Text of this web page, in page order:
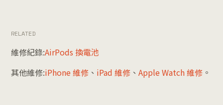
RELATED
維修紀錄:AirPods 換電池
其他維修:iPhone 維修 、 iPad 維修 、 Apple Watch 維修 。